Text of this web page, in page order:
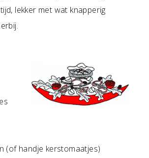
lekker met wat knapperig
(of handje kerstomaatjes)